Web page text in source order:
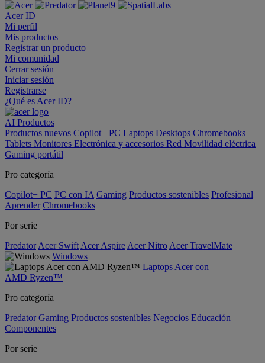
Acer ID
Mi perfil
Mis productos
Registrar un producto
Mi comunidad
Cerrar sesión
Iniciar sesión
Registrarse
¿Qué es Acer ID?
AI Productos
Productos nuevos Copilot+ PC Laptops Desktops Chromebooks
Tablets Monitores Electrónica y accesorios Red Movilidad eléctrica
Gaming portátil
Pro categoría
Copilot+ PC PC con IA Gaming Productos sostenibles Profesional
Aprender Chromebooks
Por serie
Predator Acer Swift Acer Aspire Acer Nitro Acer TravelMate
Windows
Laptops Acer con
AMD Ryzen™
Pro categoría
Predator Gaming Productos sostenibles Negocios Educación
Componentes
Por serie